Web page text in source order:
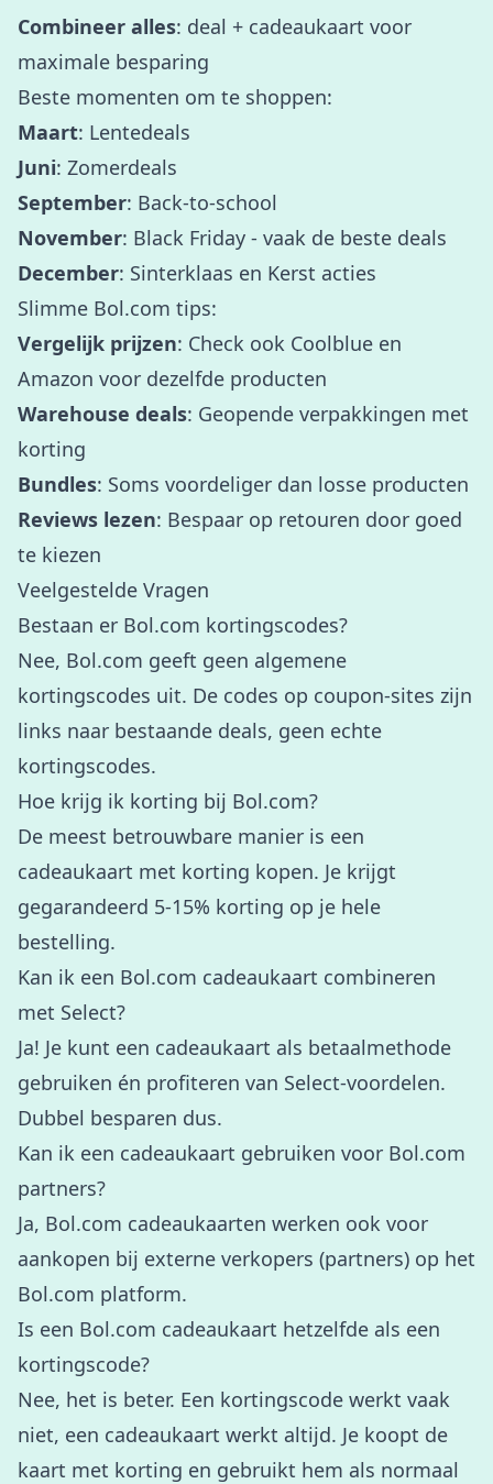
Combineer alles: deal + cadeaukaart voor
maximale besparing
Beste momenten om te shoppen:
Maart: Lentedeals
Juni: Zomerdeals
September: Back-to-school
November: Black Friday - vaak de beste deals
December: Sinterklaas en Kerst acties
Slimme Bol.com tips:
Vergelijk prijzen: Check ook Coolblue en
Amazon voor dezelfde producten
Warehouse deals: Geopende verpakkingen met
korting
Bundles: Soms voordeliger dan losse producten
Reviews lezen: Bespaar op retouren door goed
te kiezen
Veelgestelde Vragen
Bestaan er Bol.com kortingscodes?
Nee, Bol.com geeft geen algemene
kortingscodes uit. De codes op coupon-sites zijn
links naar bestaande deals, geen echte
kortingscodes.
Hoe krijg ik korting bij Bol.com?
De meest betrouwbare manier is een
cadeaukaart met korting kopen. Je krijgt
gegarandeerd 5-15% korting op je hele
bestelling.
Kan ik een Bol.com cadeaukaart combineren
met Select?
Ja! Je kunt een cadeaukaart als betaalmethode
gebruiken én profiteren van Select-voordelen.
Dubbel besparen dus.
Kan ik een cadeaukaart gebruiken voor Bol.com
partners?
Ja, Bol.com cadeaukaarten werken ook voor
aankopen bij externe verkopers (partners) op het
Bol.com platform.
Is een Bol.com cadeaukaart hetzelfde als een
kortingscode?
Nee, het is beter. Een kortingscode werkt vaak
niet, een cadeaukaart werkt altijd. Je koopt de
kaart met korting en gebruikt hem als normaal